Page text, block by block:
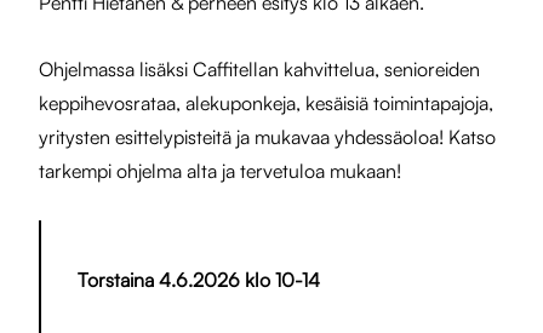
Ohjelmassa lisäksi Caffitellan kahvittelua, senioreiden
keppihevosrataa, alekuponkeja, kesäisiä toimintapajoja,
yritysten esittelypisteitä ja mukavaa yhdessäoloa! Katso
tarkempi ohjelma alta ja tervetuloa mukaan!
Torstaina 4.6.2026 klo 10-14